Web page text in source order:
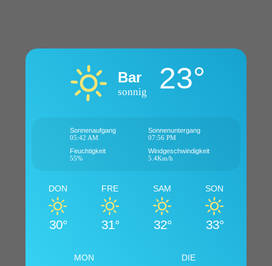
Bar
sonnig 23°
Sonnenaufgang
05:42 AM
Sonnenuntergang
07:56 PM
Feuchtigkeit
55%
Windgeschwindigkeit
5.4Km/h
DON
30°
FRE
31°
SAM
32°
SON
33°
MON DIE